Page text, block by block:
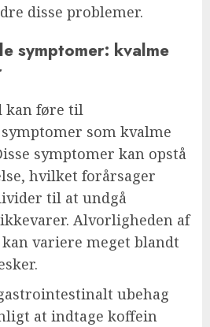
disse problemer.
symptomer: kvalme
kan føre til
som kvalme
symptomer kan opstå
hvilket forårsager
til at undgå
Alvorligheden af
variere meget blandt
ubehag
at indtage koffein